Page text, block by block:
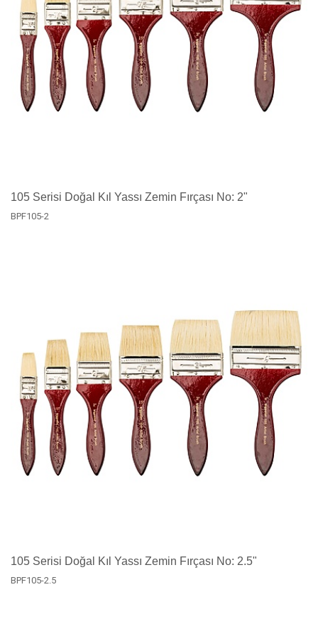
105 Serisi Doğal Kıl Yassı Zemin Fırçası No: 2"
BPF105-2
105 Serisi Doğal Kıl Yassı Zemin Fırçası No: 2.5"
BPF105-2.5